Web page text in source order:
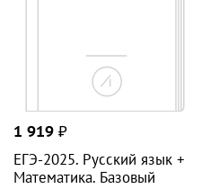
ЕГЭ-2025. Русский язык +
Математика. Базовый
уровень +
Обществознание.
Комплект из 3-х частей